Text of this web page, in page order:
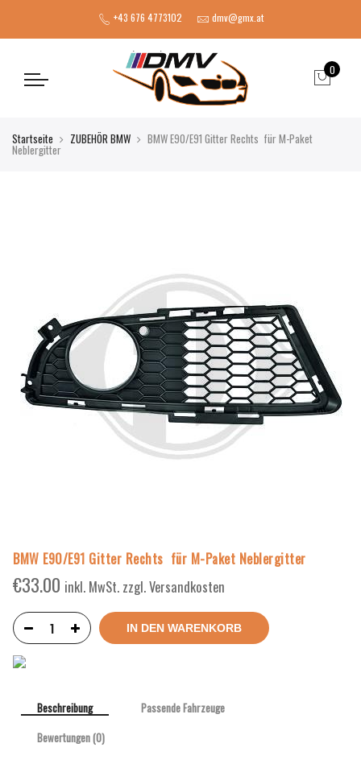
+43 676 4773102 dmv@gmx.at
0
Startseite ZUBEHÖR BMW BMW E90/E91 Gitter Rechts für M-Paket
Neblergitter
BMW E90/E91 Gitter Rechts für M-Paket Neblergitter
€33.00 inkl. MwSt. zzgl. Versandkosten
IN DEN WARENKORB
Beschreibung
Passende Fahrzeuge
Bewertungen (0)